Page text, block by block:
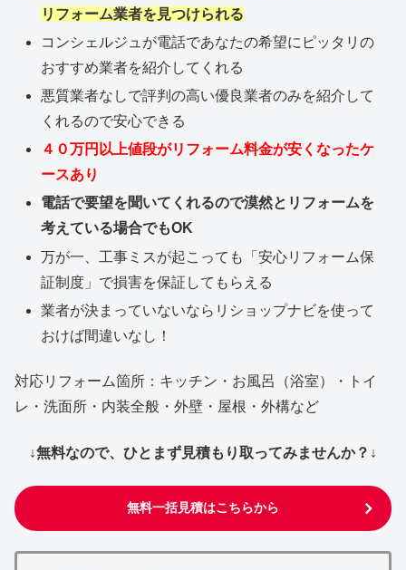
リフォーム業者を見つけられる
コンシェルジュが電話であなたの希望にピッタリの
おすすめ業者を紹介してくれる
悪質業者なしで評判の高い優良業者のみを紹介して
くれるので安心できる
４０万円以上値段がリフォーム料金が安くなったケ
ースあり
電話で要望を聞いてくれるので漠然とリフォームを
考えている場合でもOK
万が一、工事ミスが起こっても「安心リフォーム保
証制度」で損害を保証してもらえる
業者が決まっていないならリショップナビを使って
おけば間違いなし！
対応リフォーム箇所：キッチン・お風呂（浴室）・トイ
レ・洗面所・内装全般・外壁・屋根・外構など
↓無料なので、ひとまず見積もり取ってみませんか？↓
無料一括見積はこちらから